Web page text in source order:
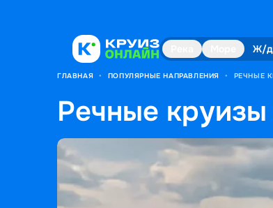
Ж/д
ГЛАВНАЯ • ПОПУЛЯРНЫЕ НАПРАВЛЕНИЯ • РЕЧНЫЕ
Речные